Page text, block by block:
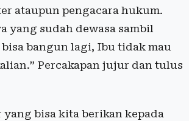
ataupun pengacara hukum.
yang sudah dewasa sambil
bangun lagi, Ibu tidak mau
Percakapan jujur dan tulus
bisa kita berikan kepada